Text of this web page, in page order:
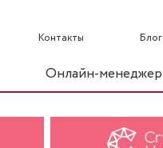
Контакты Блог
Онлайн-менеджер